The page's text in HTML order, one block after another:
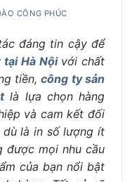
CÔNG PHÚC
đáng tin cậy để
Hà Nộivới chất
tiền,công ty sản
là lựa chọn hàng
và cam kết đối
là in số lượng ít
được mọi nhu cầu
của bạn nổi bật